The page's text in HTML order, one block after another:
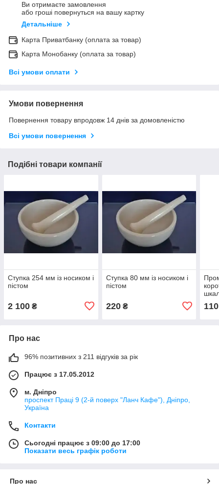
Ви отримаєте замовлення
або гроші повернуться на вашу картку
Детальніше
Карта Приватбанку (оплата за товар)
Карта Монобанку (оплата за товар)
Всі умови оплати
Умови повернення
Повернення товару впродовж 14 днів за домовленістю
Всі умови повернення
Подібні товари компанії
Ступка 254 мм із носиком і
пістом
2 100 ₴
Ступка 80 мм із носиком і
пістом
220₴ 110
Про нас
96% позитивних з 211 відгуків за рік
Працює з 17.05.2012
м. Дніпро
проспект Праці 9 (2-й поверх "Ланч Кафе"), Дніпро,
Україна
Контакти
Сьогодні працює з 09:00 до 17:00
Показати весь графік роботи
Про нас